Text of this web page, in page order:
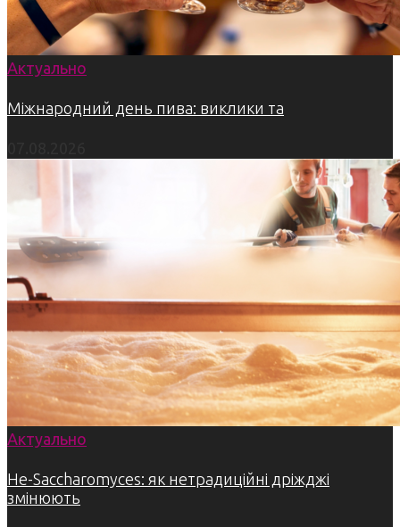
Актуально
Міжнародний день пива: виклики та
Актуально
Не-Saccharomyces: як нетрадиційні дріжджі
змінюють